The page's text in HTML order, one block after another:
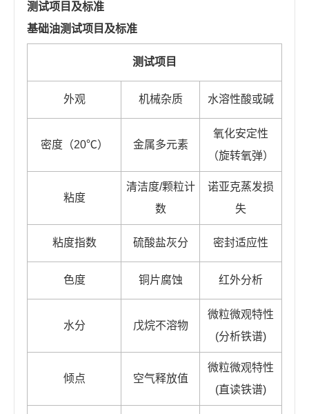
测试项目及标准
基础油测试项目及标准
测试项目
外观 机械杂质 水溶性酸或碱
密度（20℃） 金属多元素
氧化安定性
（旋转氧弹）
粘度
清洁度/颗粒计
数
诺亚克蒸发损
失
粘度指数 硫酸盐灰分 密封适应性
色度 铜片腐蚀 红外分析
水分 戊烷不溶物
微粒微观特性
(分析铁谱)
倾点 空气释放值
微粒微观特性
(直读铁谱)